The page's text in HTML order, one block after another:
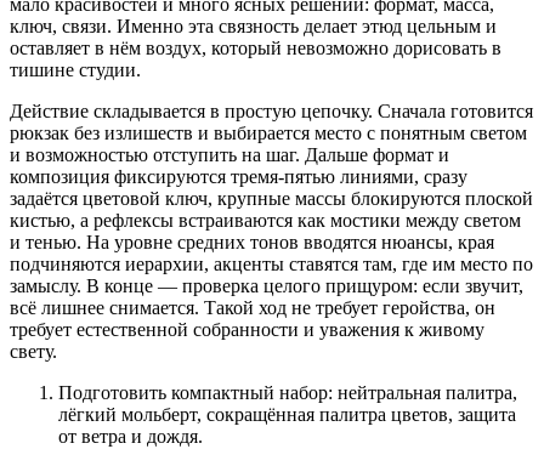
ключ, связи. Именно эта связность делает этюд цельным и
оставляет в нём воздух, который невозможно дорисовать в
тишине студии.
Действие складывается в простую цепочку. Сначала готовится
рюкзак без излишеств и выбирается место с понятным светом
и возможностью отступить на шаг. Дальше формат и
композиция фиксируются тремя-пятью линиями, сразу
задаётся цветовой ключ, крупные массы блокируются плоской
кистью, а рефлексы встраиваются как мостики между светом
и тенью. На уровне средних тонов вводятся нюансы, края
подчиняются иерархии, акценты ставятся там, где им место по
замыслу. В конце — проверка целого прищуром: если звучит,
всё лишнее снимается. Такой ход не требует геройства, он
требует естественной собранности и уважения к живому
свету.
Подготовить компактный набор: нейтральная палитра,
лёгкий мольберт, сокращённая палитра цветов, защита
от ветра и дождя.